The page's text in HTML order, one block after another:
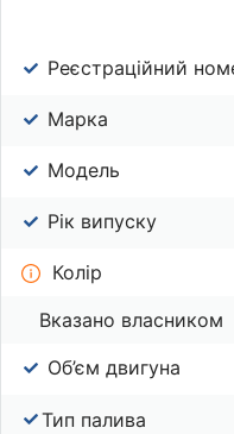
Реєстраційний
Марка
Модель
Рік випуску
Колір
Вказано власником
Об’єм двигуна
Тип палива